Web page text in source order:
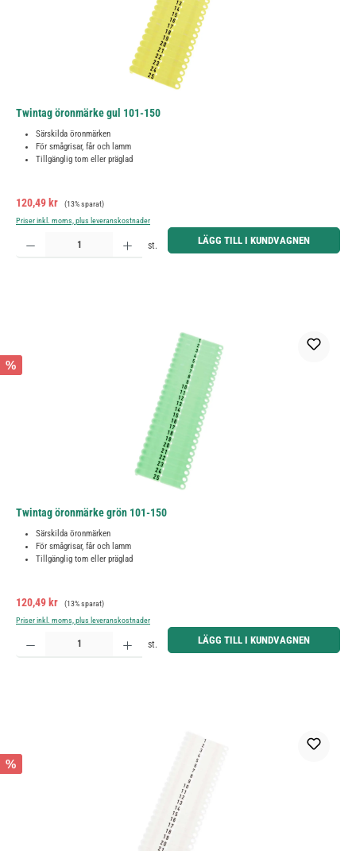
Twintag öronmärke gul 101-150
Särskilda öronmärken
För smågrisar, får och lamm
Tillgänglig tom eller präglad
Försäljningspris:
120,49 kr Ordinarie pris:
(13% sparat)
Priser inkl. moms, plus leveranskostnader
Produktkvantitet: Ange önskat belopp eller använd knapparna för att öka eller minska kvantiteten.
st. LÄGG TILL I KUNDVAGNEN
%
Twintag öronmärke grön 101-150
Särskilda öronmärken
För smågrisar, får och lamm
Tillgänglig tom eller präglad
Försäljningspris:
120,49 kr Ordinarie pris:
(13% sparat)
Priser inkl. moms, plus leveranskostnader
Produktkvantitet: Ange önskat belopp eller använd knapparna för att öka eller minska kvantiteten.
st. LÄGG TILL I KUNDVAGNEN
%